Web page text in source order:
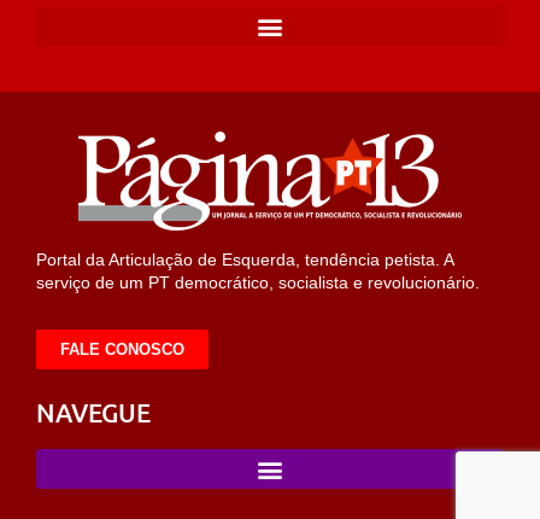
Portal da Articulação de Esquerda, tendência petista. A
serviço de um PT democrático, socialista e revolucionário.
FALE CONOSCO
NAVEGUE